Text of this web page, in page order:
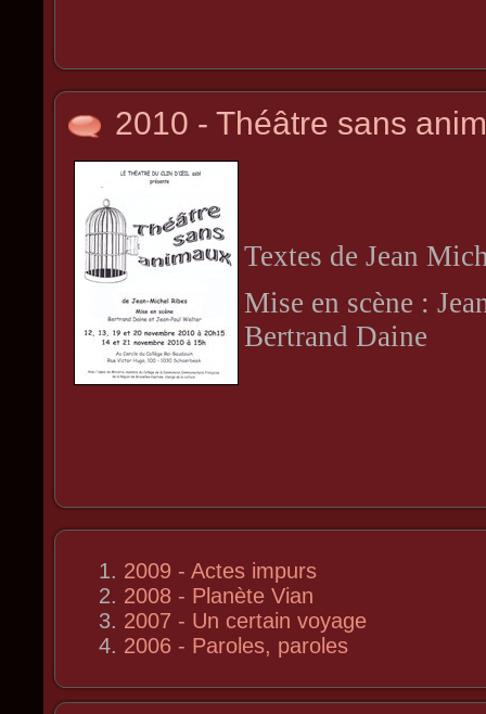
2010 - Théâtre sans
Textes de Jean
Mise en scène :
Bertrand Daine
2009 - Actes impurs
2008 - Planète Vian
2007 - Un certain voyage
2006 - Paroles, paroles